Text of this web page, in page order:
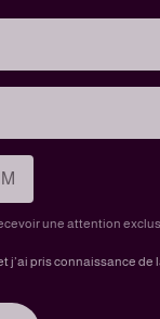
une attention
j’ai pris connaissance de